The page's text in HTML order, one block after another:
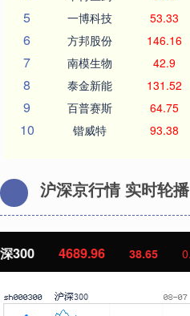
5 一博科技 53.33
6 方邦股份 146.16
7 南模生物 42.9
8 泰金新能 131.52
9 百普赛斯 64.75
10 锴威特 93.38
沪深京行情 实时轮播
北证50 1129.72